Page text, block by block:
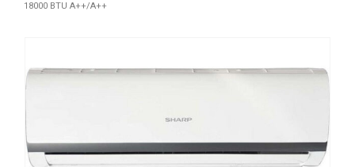
18000 BTU A++/A++